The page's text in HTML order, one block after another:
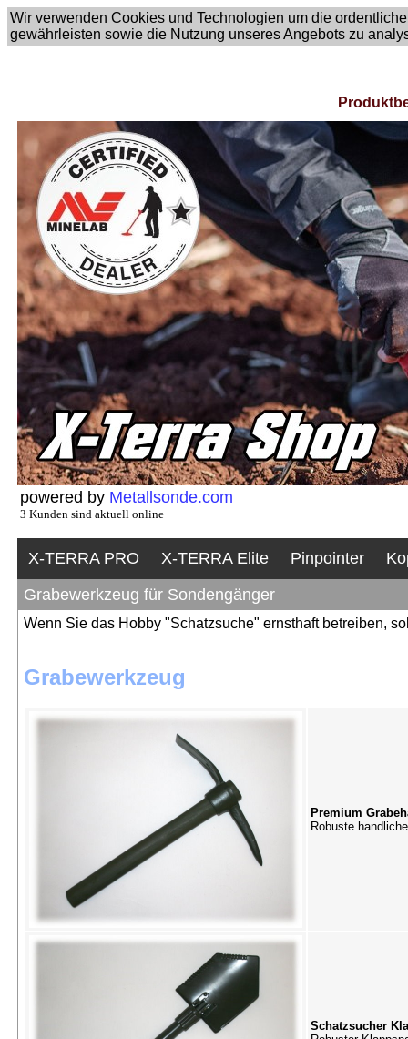
Wir verwenden Cookies und Technologien um die
gewährleisten sowie die Nutzung unseres Angebots zu
powered by Metallsonde.com
3 Kunden sind aktuell online
X-TERRA PRO X-TERRA Elite Pinpointer
Grabewerkzeug für Sondengänger
Wenn Sie das Hobby "Schatzsuche" ernsthaft betreiben,
Grabewerkzeug
Premium
Robuste
Schatzsucher